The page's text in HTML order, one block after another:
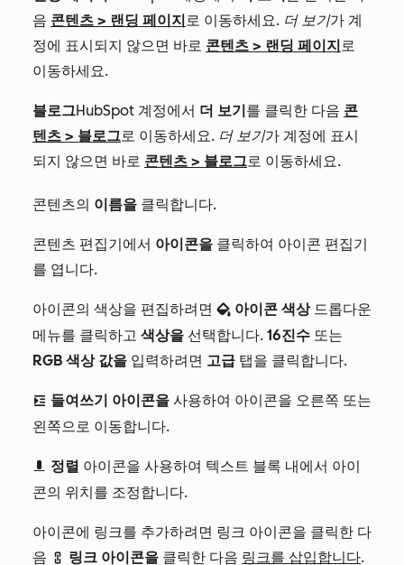
음 콘텐츠 > 랜딩 페이지 로 이동하세요. 더 보기가 계
정에 표시되지 않으면 바로 콘텐츠 > 랜딩 페이지 로
이동하세요.
블로그HubSpot 계정에서 더 보기를 클릭한 다음 콘
텐츠 > 블로그로 이동하세요. 더 보기가 계정에 표시
되지 않으면 바로 콘텐츠 > 블로그로 이동하세요.
콘텐츠의 이름을 클릭합니다.
콘텐츠 편집기에서 아이콘을 클릭하여 아이콘 편집기
를 엽니다.
아이콘의 색상을 편집하려면 backgroundColor 아이콘 색상드롭다운
메뉴를 클릭하고 색상을 선택합니다. 16진수 또는
RGB 색상 값을 입력하려면 고급 탭을 클릭합니다.
indent 들여쓰기 아이콘을 사용하여 아이콘을 오른쪽 또는
왼쪽으로 이동합니다.
blockAlignmentBottom 정렬 아이콘을 사용하여 텍스트 블록 내에서 아이
콘의 위치를 조정합니다.
아이콘에 링크를 추가하려면 링크 아이콘을 클릭한 다
음 link 링크 아이콘을 클릭한 다음 링크를 삽입합니다.